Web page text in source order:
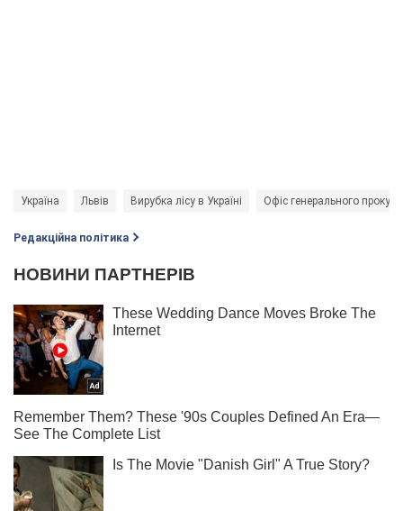
Україна Львів Вирубка лісу в Україні Офіс генерального
Редакційна політика